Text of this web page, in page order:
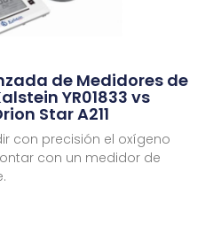
de Medidores de
YR01833 vs
Star A211
con precisión el oxígeno
con un medidor de